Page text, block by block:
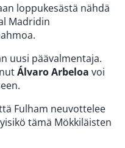
loppukesästä nähdä
Madridin
uusi päävalmentaja.
Álvaro Arbeloa voi
Fulham neuvottelee
tämä Mökkiläisten